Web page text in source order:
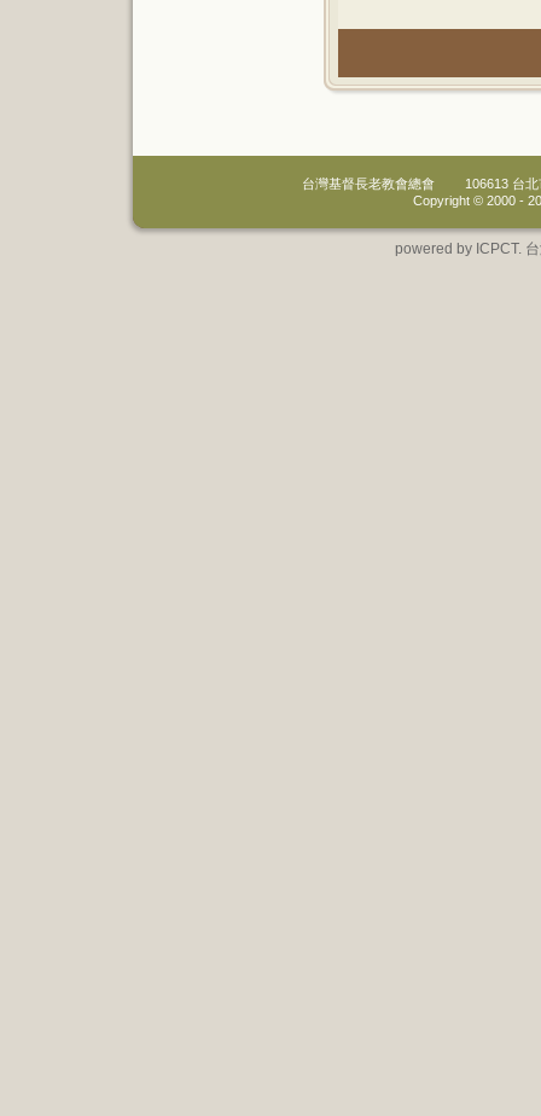
台灣基督長老教會總會
106613 台
Copyright © 2000 -
powered by ICPCT.